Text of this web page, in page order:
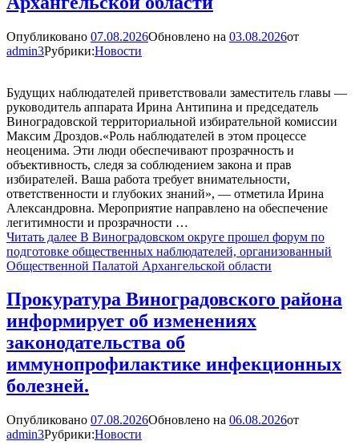
Опубликовано 07.08.2026Обновлено на 03.08.2026от
admin3Рубрики:Новости
Будущих наблюдателей приветствовали заместитель главы —
руководитель аппарата Ирина Антипина и председатель
Виноградовской территориальной избирательной комиссии
Максим Дроздов.«Роль наблюдателей в этом процессе
неоценима. Эти люди обеспечивают прозрачность и
объективность, следя за соблюдением закона и прав
избирателей. Ваша работа требует внимательности,
ответственности и глубоких знаний», — отметила Ирина
Александровна. Мероприятие направлено на обеспечение
легитимности и прозрачности …
Читать далее В Виноградовском округе прошел форум по
подготовке общественных наблюдателей, организованный
Общественной Палатой Архангельской области
Прокуратура Виноградовского района
информирует об изменениях
законодательства об
иммунопрофилактике инфекционных
болезней.
Опубликовано 07.08.2026Обновлено на 06.08.2026от
admin3Рубрики:Новости